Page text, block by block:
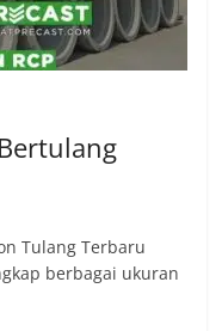
Tulang Terbaru
berbagai ukuran